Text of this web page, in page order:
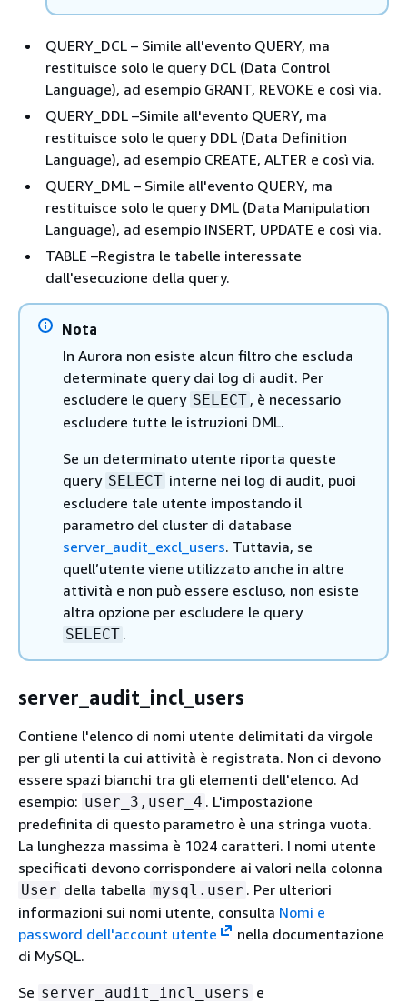
QUERY_DCL – Simile all'evento QUERY, ma
restituisce solo le query DCL (Data Control
Language), ad esempio GRANT, REVOKE e così via.
QUERY_DDL –Simile all'evento QUERY, ma
restituisce solo le query DDL (Data Definition
Language), ad esempio CREATE, ALTER e così via.
QUERY_DML – Simile all'evento QUERY, ma
restituisce solo le query DML (Data Manipulation
Language), ad esempio INSERT, UPDATE e così via.
TABLE –Registra le tabelle interessate
dall'esecuzione della query.
Nota
In Aurora non esiste alcun filtro che escluda
determinate query dai log di audit. Per
escludere le query SELECT , è necessario
escludere tutte le istruzioni DML.
Se un determinato utente riporta queste
query SELECT interne nei log di audit, puoi
escludere tale utente impostando il
parametro del cluster di database
server_audit_excl_users. Tuttavia, se
quell’utente viene utilizzato anche in altre
attività e non può essere escluso, non esiste
altra opzione per escludere le query
SELECT .
server_audit_incl_users
Contiene l'elenco di nomi utente delimitati da virgole
per gli utenti la cui attività è registrata. Non ci devono
essere spazi bianchi tra gli elementi dell'elenco. Ad
esempio: user_3,user_4 . L'impostazione
predefinita di questo parametro è una stringa vuota.
La lunghezza massima è 1024 caratteri. I nomi utente
specificati devono corrispondere ai valori nella colonna
User della tabella mysql.user . Per ulteriori
informazioni sui nomi utente, consulta Nomi e
password dell'account utente
nella documentazione
di MySQL.
Se server_audit_incl_users e